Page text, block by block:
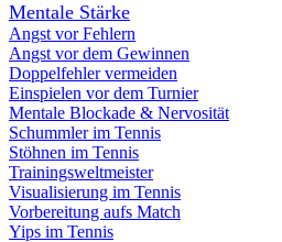
Mentale Stärke
Angst vor Fehlern
Angst vor dem Gewinnen
Doppelfehler vermeiden
Einspielen vor dem Turnier
Mentale Blockade & Nervosität
Schummler im Tennis
Stöhnen im Tennis
Trainingsweltmeister
Visualisierung im Tennis
Vorbereitung aufs Match
Yips im Tennis